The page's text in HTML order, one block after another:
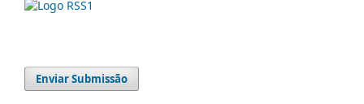
Enviar Submissão